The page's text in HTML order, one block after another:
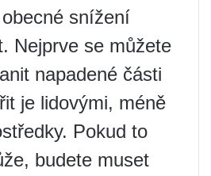
snížení
Nejprve se můžete
napadené části
je lidovými, méně
Pokud to
budete muset